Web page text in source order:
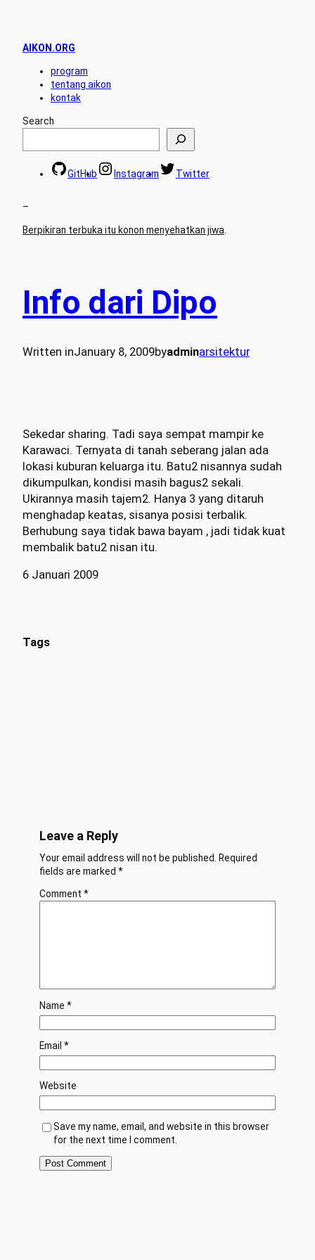
AIKON.ORG
program
tentang aikon
kontak
Search
GitHub Instagram Twitter
–
Berpikiran terbuka itu konon menyehatkan jiwa
Info dari Dipo
Written inJanuary 8, 2009byadminarsitektur
Sekedar sharing. Tadi saya sempat mampir ke
Karawaci. Ternyata di tanah seberang jalan ada
lokasi kuburan keluarga itu. Batu2 nisannya sudah
dikumpulkan, kondisi masih bagus2 sekali.
Ukirannya masih tajem2. Hanya 3 yang ditaruh
menghadap keatas, sisanya posisi terbalik.
Berhubung saya tidak bawa bayam , jadi tidak kuat
membalik batu2 nisan itu.
6 Januari 2009
Tags
Leave a Reply
Your email address will not be published. Required
fields are marked *
Comment *
Name *
Email *
Website
Save my name, email, and website in this browser
for the next time I comment.